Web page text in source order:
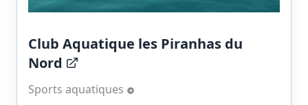
Club Aquatique les Piranhas du
Nord
Sports aquatiques